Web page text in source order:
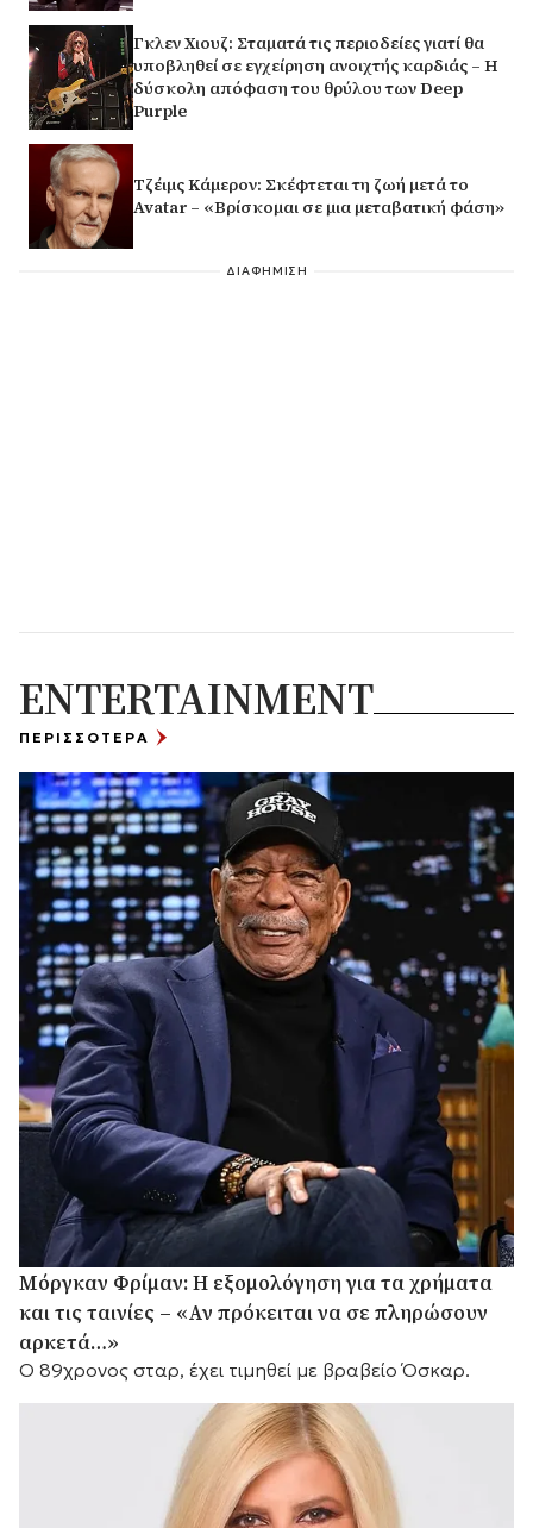
Γκλεν Χιουζ: Σταματά τις περιοδείες γιατί θα
υποβληθεί σε εγχείρηση ανοιχτής καρδιάς – Η
δύσκολη απόφαση του θρύλου των Deep
Purple
Τζέιμς Κάμερον: Σκέφτεται τη ζωή μετά το
Avatar – «Βρίσκομαι σε μια μεταβατική φάση»
ΔΙΑΦΗΜΙΣΗ
ENTERTAINMENT
ΠΕΡΙΣΣΟΤΕΡΑ
Μόργκαν Φρίμαν: Η εξομολόγηση για τα χρήματα
και τις ταινίες – «Αν πρόκειται να σε πληρώσουν
αρκετά…»
Ο 89χρονος σταρ, έχει τιμηθεί με βραβείο Όσκαρ.